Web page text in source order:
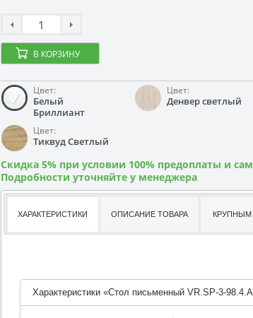
В КОРЗИНУ
Цвет:
Белый
Бриллиант
Цвет:
Денвер светлый
Цвет:
Тиквуд Светлый
Скидка 5% при условии 100% предоплаты и
Подробности уточняйте у менеджера
ХАРАКТЕРИСТИКИ ОПИСАНИЕ ТОВАРА КРУПНЫМ
Характеристики «Стол письменный VR.SP-3-